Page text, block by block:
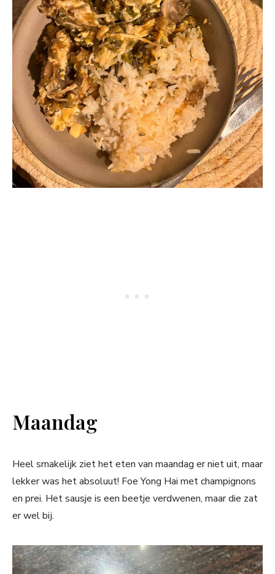
Maandag
Heel smakelijk ziet het eten van maandag er niet uit, maar
lekker was het absoluut! Foe Yong Hai met champignons
en prei. Het sausje is een beetje verdwenen, maar die zat
er wel bij.